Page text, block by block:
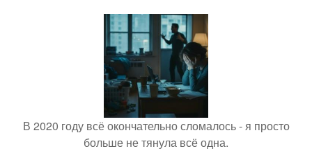
В 2020 году всё окончательно сломалось - я просто
больше не тянула всё одна.